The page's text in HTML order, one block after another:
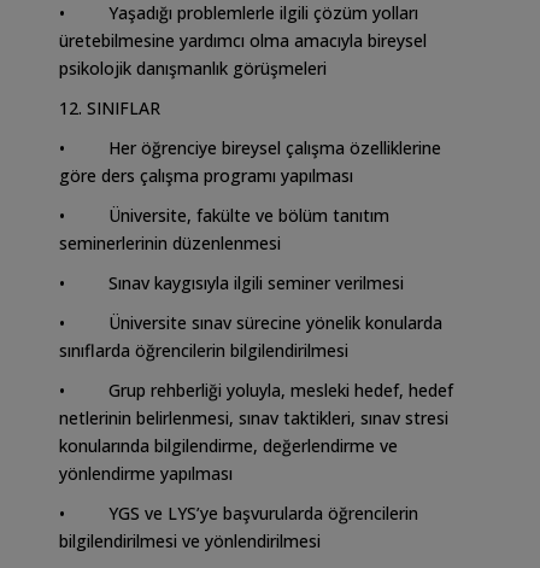
• Yaşadığı problemlerle ilgili çözüm yolları
üretebilmesine yardımcı olma amacıyla bireysel
psikolojik danışmanlık görüşmeleri
12. SINIFLAR
• Her öğrenciye bireysel çalışma özelliklerine
göre ders çalışma programı yapılması
• Üniversite, fakülte ve bölüm tanıtım
seminerlerinin düzenlenmesi
• Sınav kaygısıyla ilgili seminer verilmesi
• Üniversite sınav sürecine yönelik konularda
sınıflarda öğrencilerin bilgilendirilmesi
• Grup rehberliği yoluyla, mesleki hedef, hedef
netlerinin belirlenmesi, sınav taktikleri, sınav stresi
konularında bilgilendirme, değerlendirme ve
yönlendirme yapılması
• YGS ve LYS’ye başvurularda öğrencilerin
bilgilendirilmesi ve yönlendirilmesi